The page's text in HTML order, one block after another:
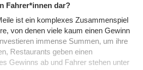
Fahrer*innen dar?
ist ein komplexes Zusammenspiel
von denen viele kaum einen Gewinn
immense Summen, um ihre
Restaurants geben einen
Gewinns ab und Fahrer stehen unter